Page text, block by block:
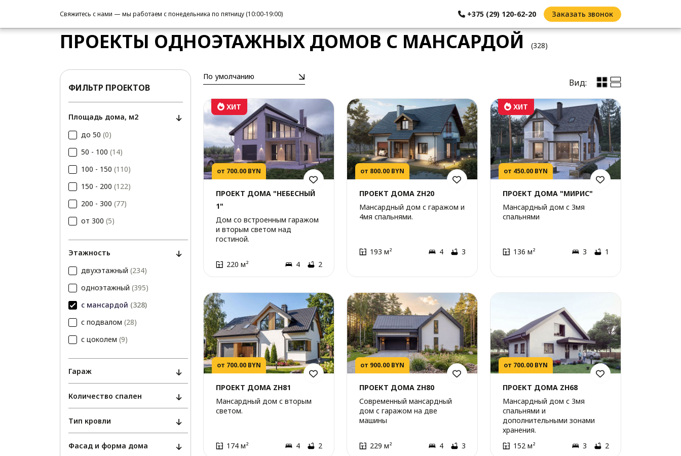
Свяжитесь с нами — мы работаем с понедельника по пятницу (10:00-19:00) +375 (29) 120-62-20 Заказать звонок
/ Проекты домов / Одноэтажные / С мансардой
ПРОЕКТЫ ОДНОЭТАЖНЫХ ДОМОВ С МАНСАРДОЙ (328)
ФИЛЬТР ПРОЕКТОВ
Площадь дома, м2
до 50 (0)
50 - 100 (14)
100 - 150 (110)
150 - 200 (122)
200 - 300 (77)
от 300 (5)
Этажность
двухэтажный (234)
одноэтажный (395)
с мансардой (328)
с подвалом (28)
с цоколем (9)
Гараж
Количество спален
Тип кровли
Фасад и форма дома
По умолчанию
Вид:
от 700.00 BYN
ХИТ
ПРОЕКТ ДОМА "НЕБЕСНЫЙ
1"
Дом со встроенным гаражом
и вторым светом над
гостиной.
220 м² 4 2
от 800.00 BYN
ПРОЕКТ ДОМА ZH20
Мансардный дом с гаражом и
4мя спальнями.
193 м² 4 3
от 450.00 BYN
ХИТ
ПРОЕКТ ДОМА "МИРИС"
Мансардный дом с 3мя
спальнями
136 м² 3 1
от 700.00 BYN
ПРОЕКТ ДОМА ZH81
Мансардный дом с вторым
светом.
174 м² 4 2
от 900.00 BYN
ПРОЕКТ ДОМА ZH80
Современный мансардный
дом с гаражом на две
машины
229 м² 4 3
от 700.00 BYN
ПРОЕКТ ДОМА ZH68
Мансардный дом с 3мя
спальнями и
дополнительными зонами
хранения.
152 м²
3 2